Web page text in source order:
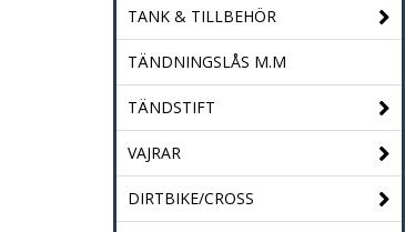
TANK & TILLBEHÖR
TÄNDNINGSLÅS M.M
TÄNDSTIFT
VAJRAR
DIRTBIKE/CROSS